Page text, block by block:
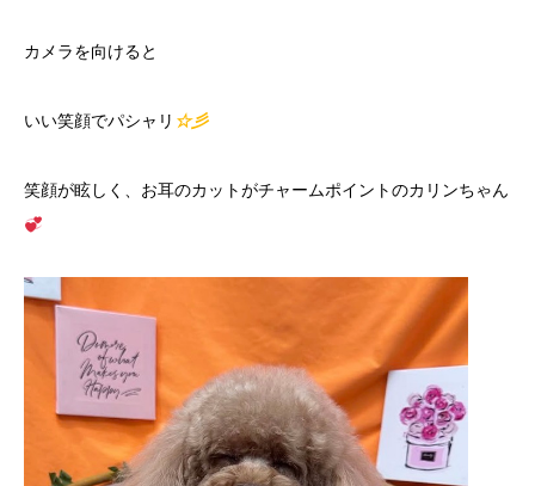
カメラを向けると
いい笑顔でパシャリ ☆彡
笑顔が眩しく、お耳のカットがチャームポイントのカリンちゃん